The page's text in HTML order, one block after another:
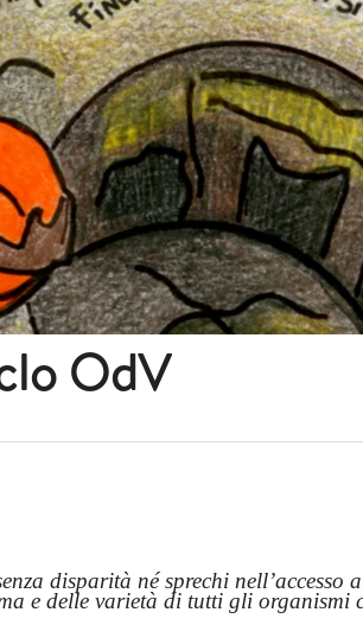
OdV
disparità né sprechi nell’accesso
e delle varietà di tutti gli organismi